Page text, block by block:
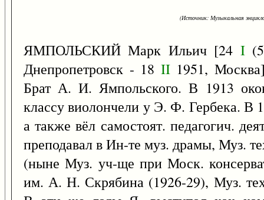
(Источник: Музыкальная
ЯМПОЛЬСКИЙ Марк Ильич [24 I(5
Днепропетровск - 18 II1951, Москва]
Брат А. И. Ямпольского. В 1913
классу виолончели у Э. Ф. Гербека. В
а также вёл самостоят. педагогич.
преподавал в Ин-те муз. драмы, Муз.
(ныне Муз. уч-ще при Моск.
им. А. Н. Скрябина (1926-29), Муз.